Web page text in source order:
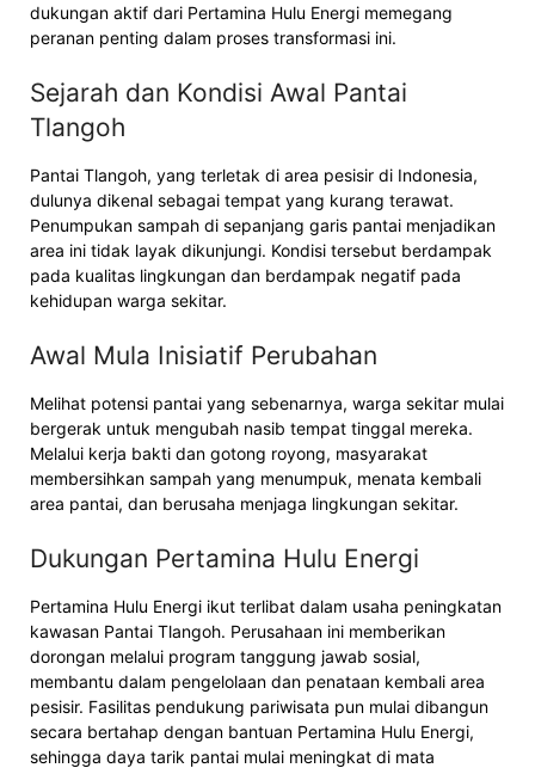
dukungan aktif dari Pertamina Hulu Energi memegang
peranan penting dalam proses transformasi ini.
Sejarah dan Kondisi Awal Pantai
Tlangoh
Pantai Tlangoh, yang terletak di area pesisir di Indonesia,
dulunya dikenal sebagai tempat yang kurang terawat.
Penumpukan sampah di sepanjang garis pantai menjadikan
area ini tidak layak dikunjungi. Kondisi tersebut berdampak
pada kualitas lingkungan dan berdampak negatif pada
kehidupan warga sekitar.
Awal Mula Inisiatif Perubahan
Melihat potensi pantai yang sebenarnya, warga sekitar mulai
bergerak untuk mengubah nasib tempat tinggal mereka.
Melalui kerja bakti dan gotong royong, masyarakat
membersihkan sampah yang menumpuk, menata kembali
area pantai, dan berusaha menjaga lingkungan sekitar.
Dukungan Pertamina Hulu Energi
Pertamina Hulu Energi ikut terlibat dalam usaha peningkatan
kawasan Pantai Tlangoh. Perusahaan ini memberikan
dorongan melalui program tanggung jawab sosial,
membantu dalam pengelolaan dan penataan kembali area
pesisir. Fasilitas pendukung pariwisata pun mulai dibangun
secara bertahap dengan bantuan Pertamina Hulu Energi,
sehingga daya tarik pantai mulai meningkat di mata